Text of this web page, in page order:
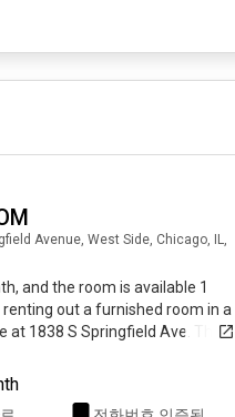
Avenue, West Side, Chicago, IL,
and the room is available 1
renting out a furnished room in a
at 1838 S Springfield Ave. The
and great for someone who
place close to the city. What you
Window AC, fan, or space